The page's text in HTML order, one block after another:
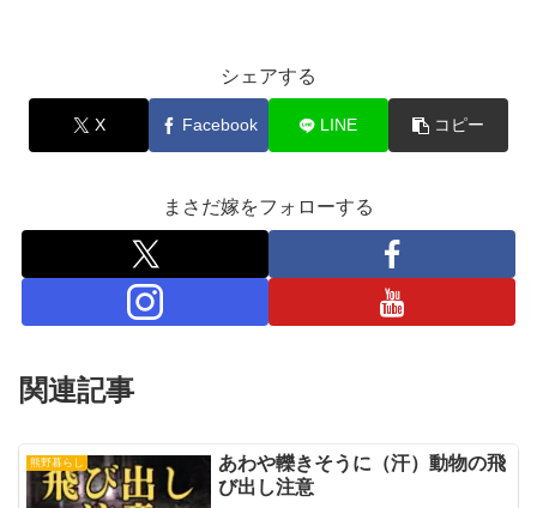
シェアする
X Facebook LINE コピー
まさだ嫁をフォローする
関連記事
熊野暮らし
あわや轢きそうに（汗）動物の飛
び出し注意